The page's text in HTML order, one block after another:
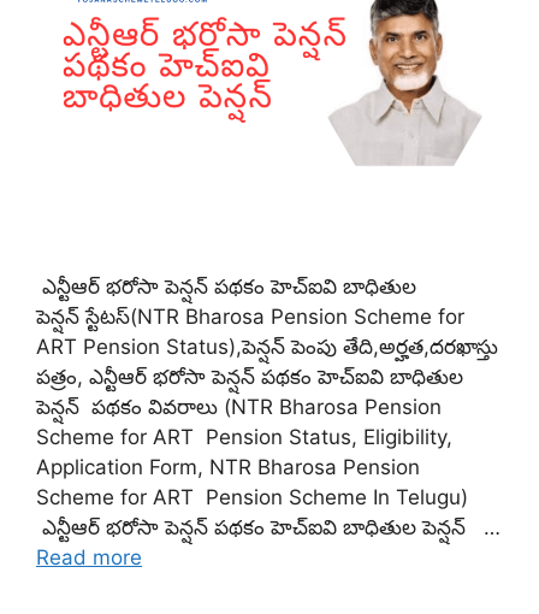
ఎన్టీఆర్ భరోసా పెన్షన్ పథకం హెచ్ఐవి బాధితుల
పెన్షన్ స్టేటస్(NTR Bharosa Pension Scheme for
ART Pension Status),పెన్షన్ పెంపు తేది,అర్హత,దరఖాస్తు
పత్రం, ఎన్టీఆర్ భరోసా పెన్షన్ పథకం హెచ్ఐవి బాధితుల
పెన్షన్ పథకం వివరాలు (NTR Bharosa Pension
Scheme for ART Pension Status, Eligibility,
Application Form, NTR Bharosa Pension
Scheme for ART Pension Scheme In Telugu)
ఎన్టీఆర్ భరోసా పెన్షన్ పథకం హెచ్ఐవి బాధితుల పెన్షన్ …
Read more